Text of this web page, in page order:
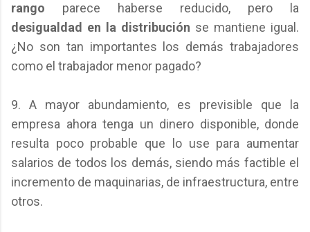
rango parece haberse reducido, pero la
desigualdad en la distribución se mantiene igual.
¿No son tan importantes los demás trabajadores
como el trabajador menor pagado?
9. A mayor abundamiento, es previsible que la
empresa ahora tenga un dinero disponible, donde
resulta poco probable que lo use para aumentar
salarios de todos los demás, siendo más factible el
incremento de maquinarias, de infraestructura, entre
otros.